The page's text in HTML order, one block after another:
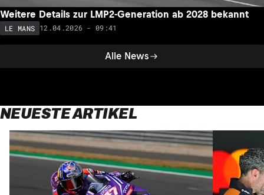
Alle News
Weitere Details zur LMP2-Generation ab 2028 bekannt
LE MANS 12.04.2026 - 09:41
NEUESTE ARTIKEL